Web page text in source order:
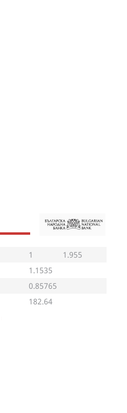
1
1.955
1.1535
0.85765
182.64